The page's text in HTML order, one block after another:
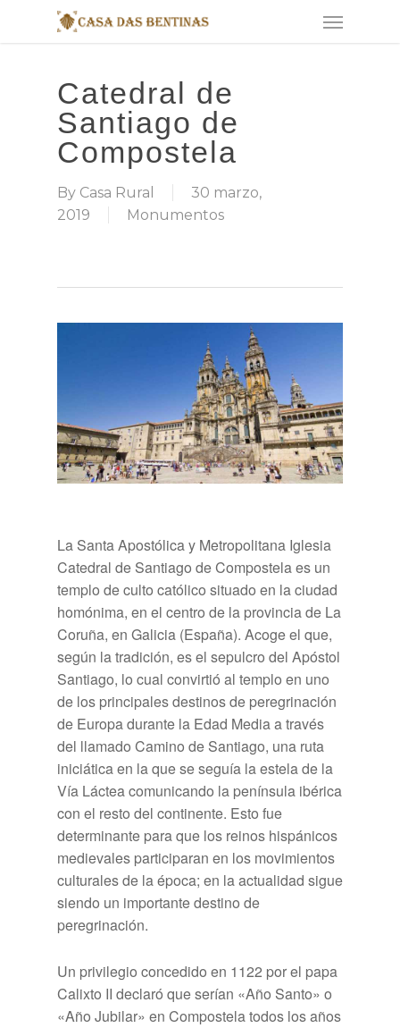
Menu
Catedral de
Santiago de
Compostela
By Casa Rural
30 marzo,
2019
Monumentos
La Santa Apostólica y Metropolitana Iglesia
Catedral de Santiago de Compostela es un
templo de culto católico situado en la ciudad
homónima, en el centro de la provincia de La
Coruña, en Galicia (España). Acoge el que,
según la tradición, es el sepulcro del Apóstol
Santiago, lo cual convirtió al templo en uno
de los principales destinos de peregrinación
de Europa durante la Edad Media a través
del llamado Camino de Santiago, una ruta
iniciática en la que se seguía la estela de la
Vía Láctea comunicando la península ibérica
con el resto del continente. Esto fue
determinante para que los reinos hispánicos
medievales participaran en los movimientos
culturales de la época; en la actualidad sigue
siendo un importante destino de
peregrinación.
Un privilegio concedido en 1122 por el papa
Calixto II declaró que serían «Año Santo» o
«Año Jubilar» en Compostela todos los años